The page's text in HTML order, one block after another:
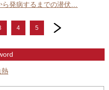
発病するまでの潜伏…
4 5
next
熱